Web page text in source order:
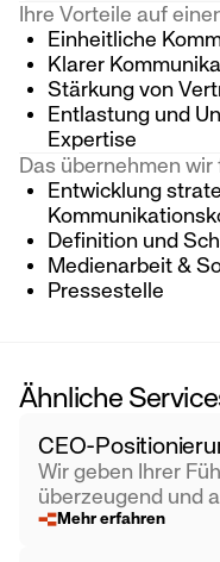
Ihre Vorteile auf
Einheitliche
Klarer
Stärkung von
Entlastung und
Expertise
Das übernehmen wir
Entwicklung
Definition und
Medienarbeit &
Pressestelle
Ähnliche
CEO-
Wir geben Ihrer
überzeugend und
Mehr erfahren